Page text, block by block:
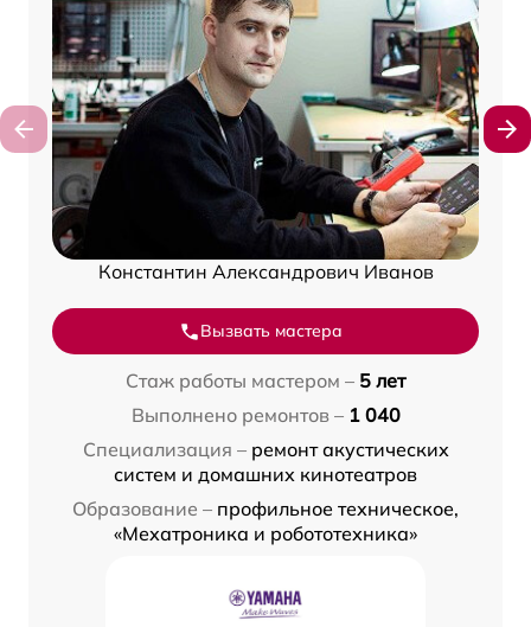
Константин Александрович Иванов
Вызвать мастера
Стаж работы мастером – 5 лет
Выполнено ремонтов – 1 040
Специализация – ремонт акустических
систем и домашних кинотеатров
Образование – профильное техническое,
«Мехатроника и робототехника»